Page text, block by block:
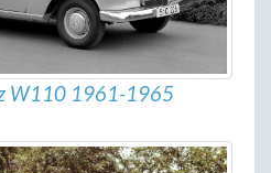
W110 1961-1965